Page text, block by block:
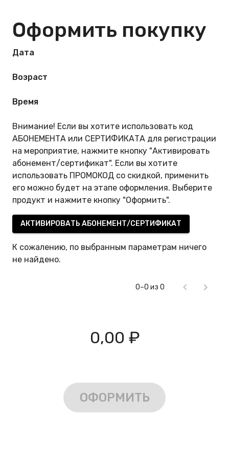
Оформить покупку
Дата
Возраст
Время
Внимание! Если вы хотите использовать код
АБОНЕМЕНТА или СЕРТИФИКАТА для регистрации
на мероприятие, нажмите кнопку "Активировать
абонемент/сертификат". Если вы хотите
использовать ПРОМОКОД со скидкой, применить
его можно будет на этапе оформления. Выберите
продукт и нажмите кнопку "Оформить".
АКТИВИРОВАТЬ АБОНЕМЕНТ/СЕРТИФИКАТ
К сожалению, по выбранным параметрам ничего
не найдено.
0–0 из 0
0,00 ₽
ОФОРМИТЬ